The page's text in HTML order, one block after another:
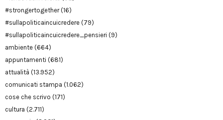
#strongertogether(16)
#sullapoliticaincuicredere (79)
#sullapoliticaincuicredere_pensieri (9)
ambiente (664)
appuntamenti (681)
attualità (13.952)
comunicati stampa (1.062)
cose che scrivo (171)
cultura (2.711)